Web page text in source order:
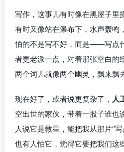
写作，这事儿有时像在黑屋子里
有时又像站在瀑布下，水声轰鸣
怕的不是写不好，而是——写点
者更老派一点，对着那张空白的
两个词儿就像两个幽灵，飘来飘
现在好了，或者说更复杂了， 人
空出世的家伙，带着一股子谁也
人说它是救星，能把我从那片“
也有人怕它，觉得它要把我们这